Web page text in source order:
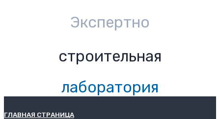
Экспертно
строительная
лаборатория
ГЛАВНАЯ СТРАНИЦА